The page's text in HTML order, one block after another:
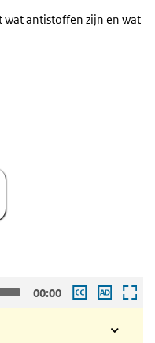
wat antistoffen zijn en wat
00:00